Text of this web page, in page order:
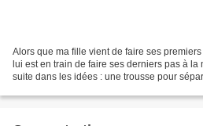
Alors que ma fille vient de faire ses
lui est en train de faire ses derniers pas à
suite dans les idées : une trousse pour